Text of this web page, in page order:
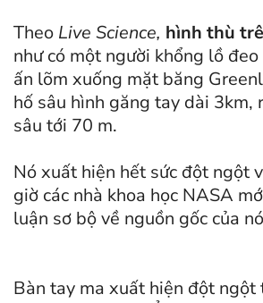
Theo Live Science, hình thù
như có một người khổng lồ
ấn lõm xuống mặt băng
hố sâu hình găng tay dài 3km,
sâu tới 70 m.
Nó xuất hiện hết sức đột ngột
giờ các nhà khoa học NASA
luận sơ bộ về nguồn gốc của
Bàn tay ma xuất hiện đột ngột